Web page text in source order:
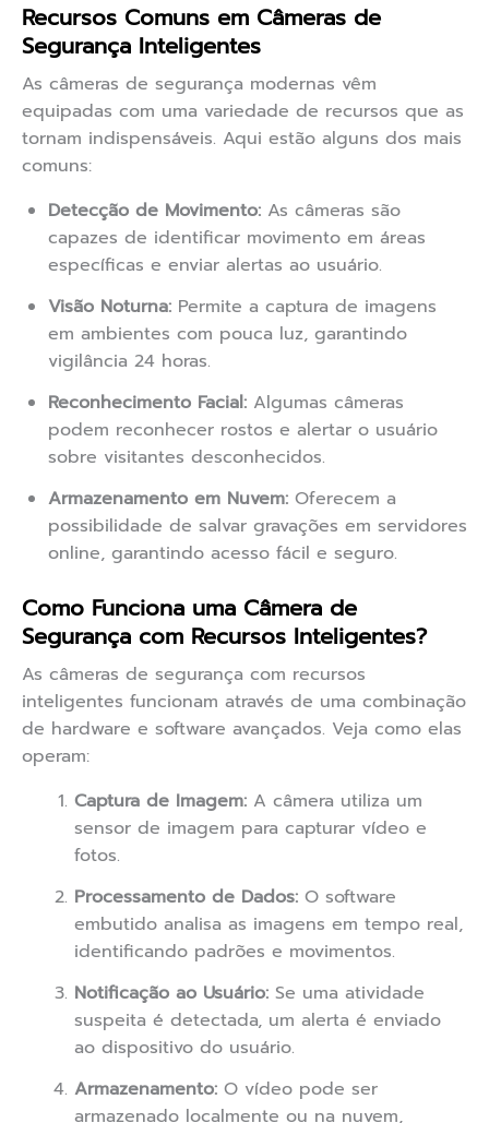
Recursos Comuns em Câmeras de
Segurança Inteligentes
As câmeras de segurança modernas vêm
equipadas com uma variedade de recursos que as
tornam indispensáveis. Aqui estão alguns dos mais
comuns:
Detecção de Movimento: As câmeras são
capazes de identificar movimento em áreas
específicas e enviar alertas ao usuário.
Visão Noturna: Permite a captura de imagens
em ambientes com pouca luz, garantindo
vigilância 24 horas.
Reconhecimento Facial: Algumas câmeras
podem reconhecer rostos e alertar o usuário
sobre visitantes desconhecidos.
Armazenamento em Nuvem: Oferecem a
possibilidade de salvar gravações em servidores
online, garantindo acesso fácil e seguro.
Como Funciona uma Câmera de
Segurança com Recursos Inteligentes?
As câmeras de segurança com recursos
inteligentes funcionam através de uma combinação
de hardware e software avançados. Veja como elas
operam:
Captura de Imagem: A câmera utiliza um
sensor de imagem para capturar vídeo e
fotos.
Processamento de Dados: O software
embutido analisa as imagens em tempo real,
identificando padrões e movimentos.
Notificação ao Usuário: Se uma atividade
suspeita é detectada, um alerta é enviado
ao dispositivo do usuário.
Armazenamento: O vídeo pode ser
armazenado localmente ou na nuvem,